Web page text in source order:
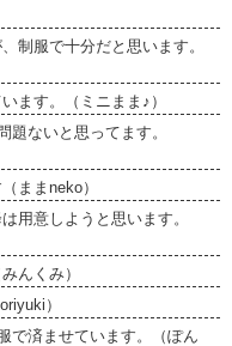
制服で十分だと思います。
ます。（ミニまま♪）
題ないと思ってます。
ままneko）
用意しようと思います。
んくみ）
）
で済ませています。（ぽん